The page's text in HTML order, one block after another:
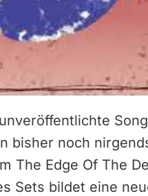
bisher noch
The Edge Of The
Sets bildet eine